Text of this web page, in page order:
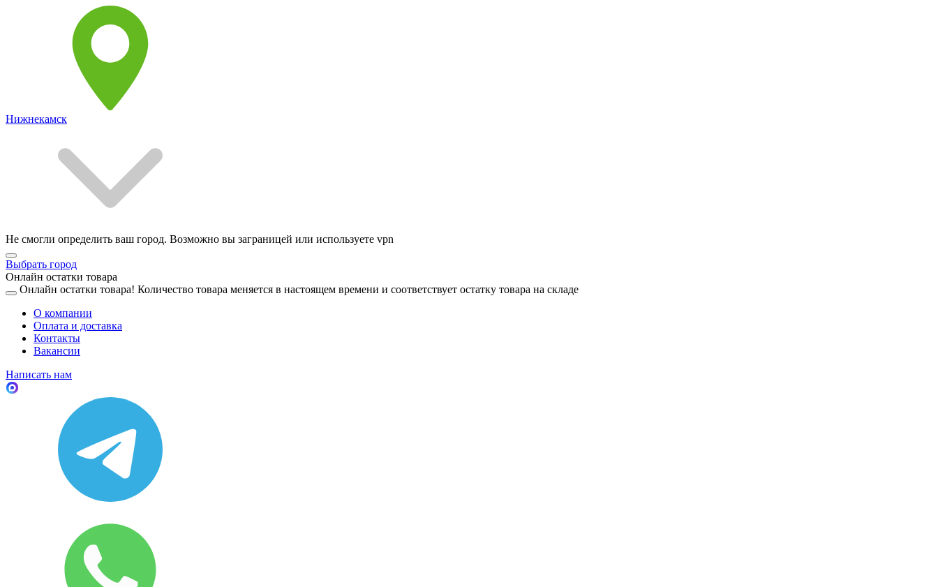
Нижнекамск
Не смогли определить ваш город. Возможно вы заграницей или используете vpn
Выбрать город
Онлайн остатки товара
Онлайн остатки товара! Количество товара меняется в настоящем времени и соответствует остатку товара на складе
О компании
Оплата и доставка
Контакты
Вакансии
Написать нам